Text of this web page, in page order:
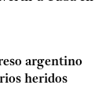
argentino
heridos